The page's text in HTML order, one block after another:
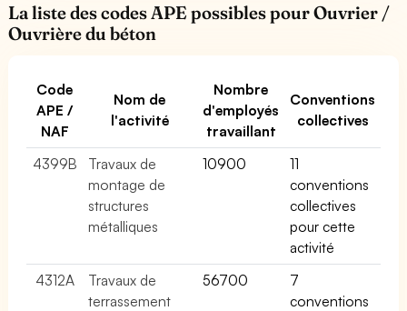
La liste des codes APE possibles pour Ouvrier /
Ouvrière du béton
Code
APE /
NAF
Nom de
l'activité
Nombre
d'employés
travaillant
Conventions
collectives
4399B
Travaux de
montage de
structures
métalliques
10900
11
conventions
collectives
pour cette
activité
4312A
Travaux de
terrassement
56700
7
conventions